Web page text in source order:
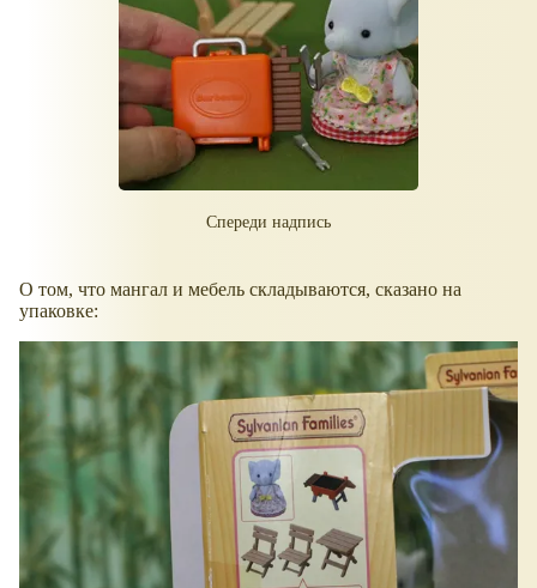
Спереди надпись
О том, что мангал и мебель складываются, сказано на
упаковке: